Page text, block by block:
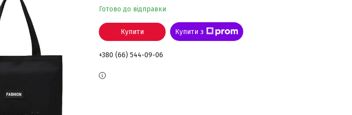
Готово до відправки
Купити Купити з
+380 (66) 544-09-06